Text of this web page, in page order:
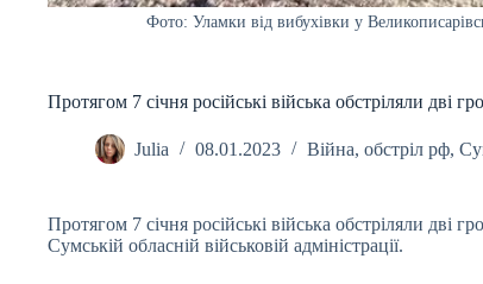
Фото: Уламки від вибухівки у
Протягом 7 січня російські війська обстріляли дві
Julia 08.01.2023 Війна, обстріл рф,
Протягом 7 січня російські війська обстріляли дві
Сумській обласній військовій адміністрації.